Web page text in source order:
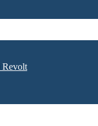
Revolt